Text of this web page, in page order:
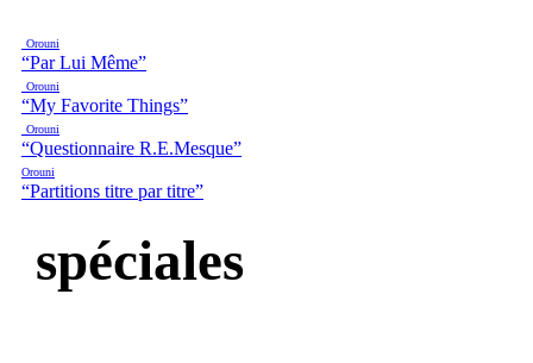
Orouni
“Par Lui Même”
Orouni
“My Favorite Things”
Orouni
“Questionnaire R.E.Mesque”
Orouni
“Partitions titre par titre”
spéciales